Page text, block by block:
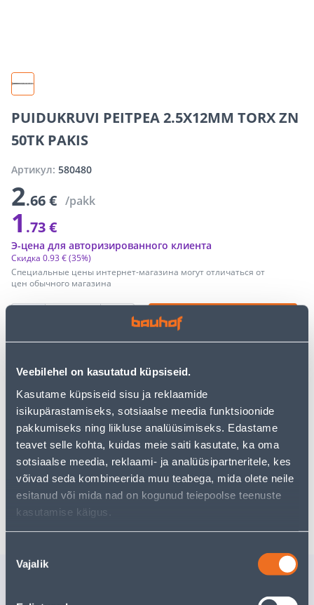
Veebilehel on kasutatud küpsiseid.
Kasutame küpsiseid sisu ja reklaamide
isikupärastamiseks, sotsiaalse meedia funktsioonide
pakkumiseks ning liikluse analüüsimiseks. Edastame
teavet selle kohta, kuidas meie saiti kasutate, ka oma
sotsiaalse meedia, reklaami- ja analüüsipartneritele, kes
võivad seda kombineerida muu teabega, mida olete neile
esitanud või mida nad on kogunud teiepoolse teenuste
kasutamise käigus.
valik
Vajalik
PUIDUKRUVI PEITPEA 2.5X12MM TORX ZN
50TK PAKIS
Артикул: 580480
2.66 € /pakk
1 .73 €
Специальные цены интернет-магазина могут отличаться от
цен обычного магазина
Скидка 0.93 €(35%)
Э-цена для авторизированного клиента
ДОБАВИТЬ В КОРЗИНУ
Посмотреть наличие
Предполагаемая доставка 3,69 € от 2-5 tööpäeva
Посылочный автомат от 2,29 € с 2-5 tööpäeva
Забрать в магазине, с 06.08.2026
Похожие продукты